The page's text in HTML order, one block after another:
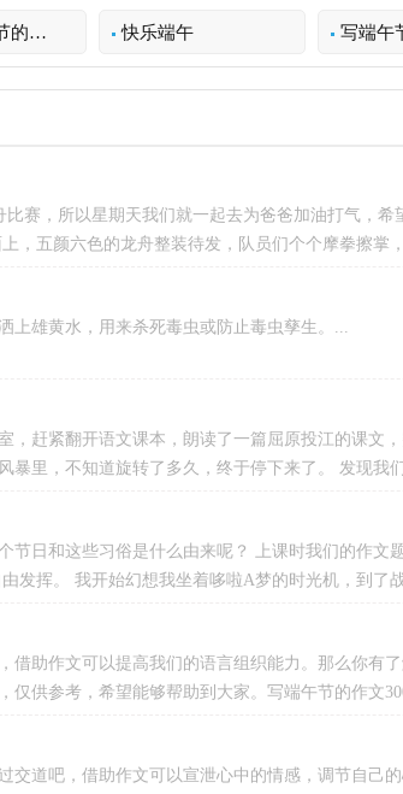
文 快乐端午 写端午节
赛，所以星期天我们就一起去为爸爸加油打气，希
，五颜六色的龙舟整装待发，队员们个个摩拳擦掌
上雄黄水，用来杀死毒虫或防止毒虫孳生。...
，赶紧翻开语文课本，朗读了一篇屈原投江的课文
暴里，不知道旋转了多久，终于停下来了。 发现我
节日和这些习俗是什么由来呢？ 上课时我们的作文
发挥。 我开始幻想我坐着哆啦A梦的时光机，到了
借助作文可以提高我们的语言组织能力。那么你有
仅供参考，希望能够帮助到大家。写端午节的作文
交道吧，借助作文可以宣泄心中的情感，调节自己